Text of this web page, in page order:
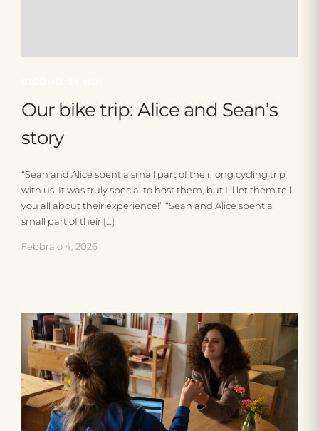
Our bike trip: Alice and Sean’s
story
“Sean and Alice spent a small part of their long cycling trip
with us. It was truly special to host them, but I’ll let them tell
you all about their experience!” “Sean and Alice spent a
small part of their […]
Febbraio 4, 2026